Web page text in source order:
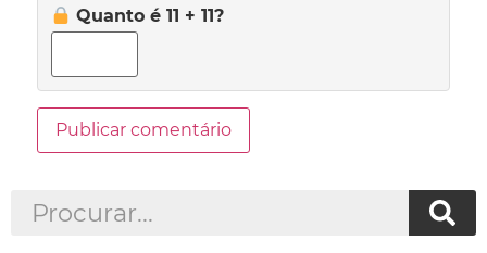
Quanto é 11 + 11?